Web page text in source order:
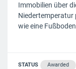
Immobilien über
Niedertemperatur
wie eine
STATUS Awarded